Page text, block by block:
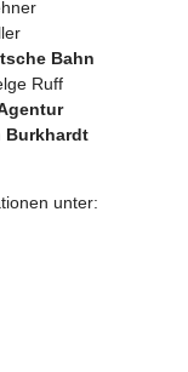
Bahn
Ruff
Burkhardt
unter: